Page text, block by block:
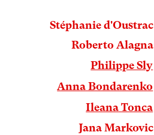
Stéphanie d'Oustrac
Roberto Alagna
Philippe Sly
Anna Bondarenko
Ileana Tonca
Jana Markovic